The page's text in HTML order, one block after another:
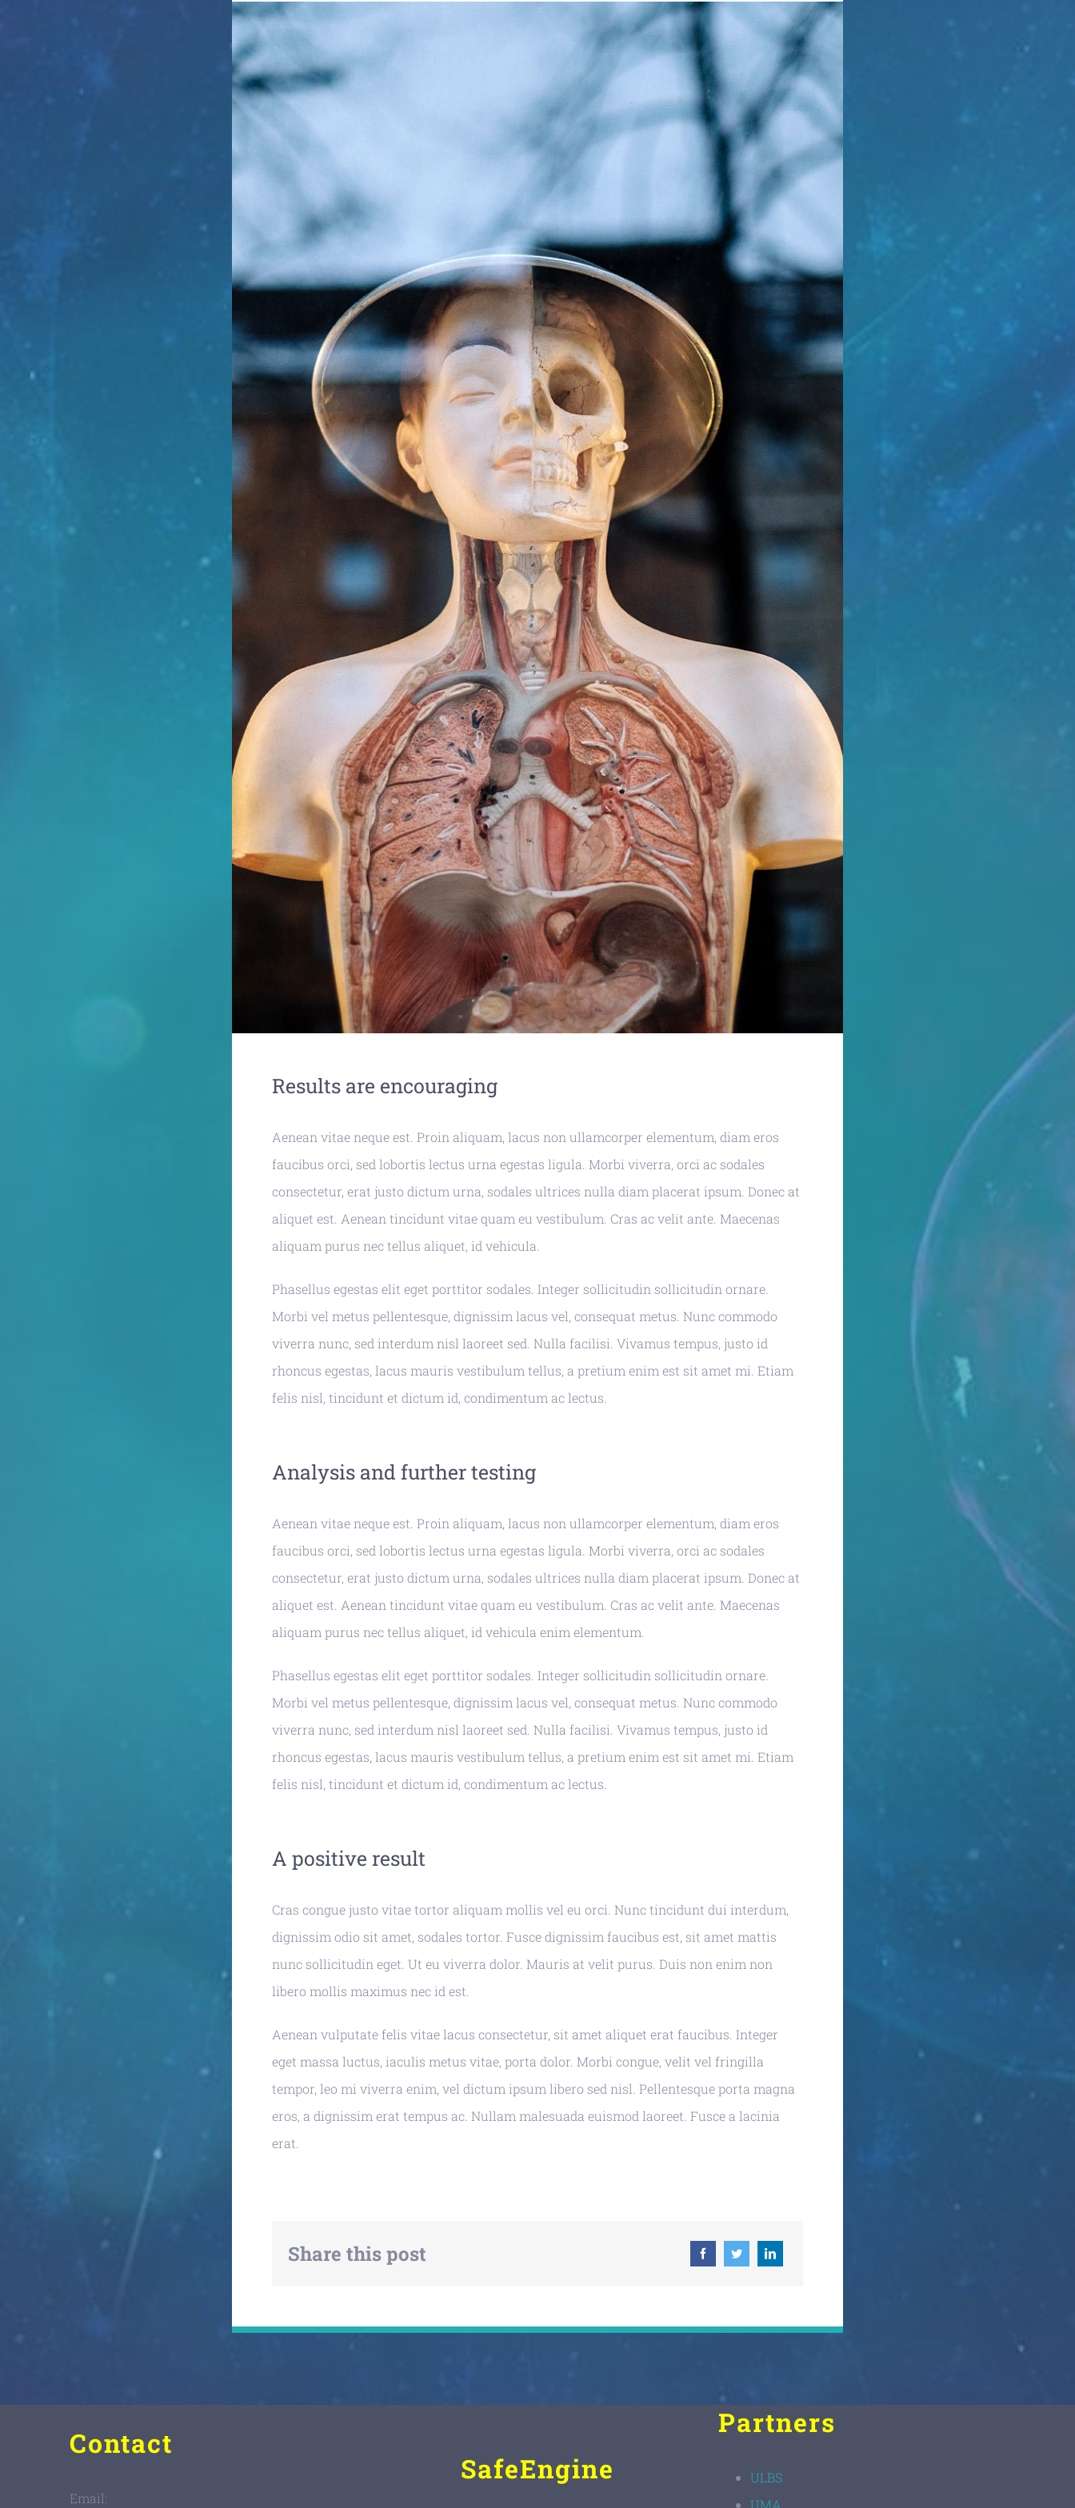
Results are encouraging
Aenean vitae neque est. Proin aliquam, lacus non ullamcorper elementum, diam eros
faucibus orci, sed lobortis lectus urna egestas ligula. Morbi viverra, orci ac sodales
consectetur, erat justo dictum urna, sodales ultrices nulla diam placerat ipsum. Donec at
aliquet est. Aenean tincidunt vitae quam eu vestibulum. Cras ac velit ante. Maecenas
aliquam purus nec tellus aliquet, id vehicula.
Phasellus egestas elit eget porttitor sodales. Integer sollicitudin sollicitudin ornare.
Morbi vel metus pellentesque, dignissim lacus vel, consequat metus. Nunc commodo
viverra nunc, sed interdum nisl laoreet sed. Nulla facilisi. Vivamus tempus, justo id
rhoncus egestas, lacus mauris vestibulum tellus, a pretium enim est sit amet mi. Etiam
felis nisl, tincidunt et dictum id, condimentum ac lectus.
Analysis and further testing
Aenean vitae neque est. Proin aliquam, lacus non ullamcorper elementum, diam eros
faucibus orci, sed lobortis lectus urna egestas ligula. Morbi viverra, orci ac sodales
consectetur, erat justo dictum urna, sodales ultrices nulla diam placerat ipsum. Donec at
aliquet est. Aenean tincidunt vitae quam eu vestibulum. Cras ac velit ante. Maecenas
aliquam purus nec tellus aliquet, id vehicula enim elementum.
Phasellus egestas elit eget porttitor sodales. Integer sollicitudin sollicitudin ornare.
Morbi vel metus pellentesque, dignissim lacus vel, consequat metus. Nunc commodo
viverra nunc, sed interdum nisl laoreet sed. Nulla facilisi. Vivamus tempus, justo id
rhoncus egestas, lacus mauris vestibulum tellus, a pretium enim est sit amet mi. Etiam
felis nisl, tincidunt et dictum id, condimentum ac lectus.
A positive result
Cras congue justo vitae tortor aliquam mollis vel eu orci. Nunc tincidunt dui interdum,
dignissim odio sit amet, sodales tortor. Fusce dignissim faucibus est, sit amet mattis
nunc sollicitudin eget. Ut eu viverra dolor. Mauris at velit purus. Duis non enim non
libero mollis maximus nec id est.
Aenean vulputate felis vitae lacus consectetur, sit amet aliquet erat faucibus. Integer
eget massa luctus, iaculis metus vitae, porta dolor. Morbi congue, velit vel fringilla
tempor, leo mi viverra enim, vel dictum ipsum libero sed nisl. Pellentesque porta magna
eros, a dignissim erat tempus ac. Nullam malesuada euismod laoreet. Fusce a lacinia
erat.
Share this post
Contact
Email:
SafeEngine
Partners
ULBS
UMA